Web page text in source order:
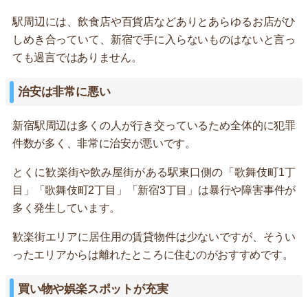
駅周辺には、飲食店や百貨店などありとあらゆるお店がひ
しめき合っていて、新宿で手に入らないものはないと言っ
ても過言ではありません。
治安は非常に悪い
新宿駅周辺は多くの人が行き交っているため全体的に犯罪
件数が多く、非常に治安が悪いです。
とくに歓楽街や飲み屋街がある駅東口側の「歌舞伎町1丁
目」「歌舞伎町2丁目」「新宿3丁目」は暴行や障害事件が
多く発生しています。
歓楽街エリアに居住用の賃貸物件は少ないですが、そうい
ったエリアからは離れたところに住むのがおすすめです。
買い物や娯楽スポットが充実